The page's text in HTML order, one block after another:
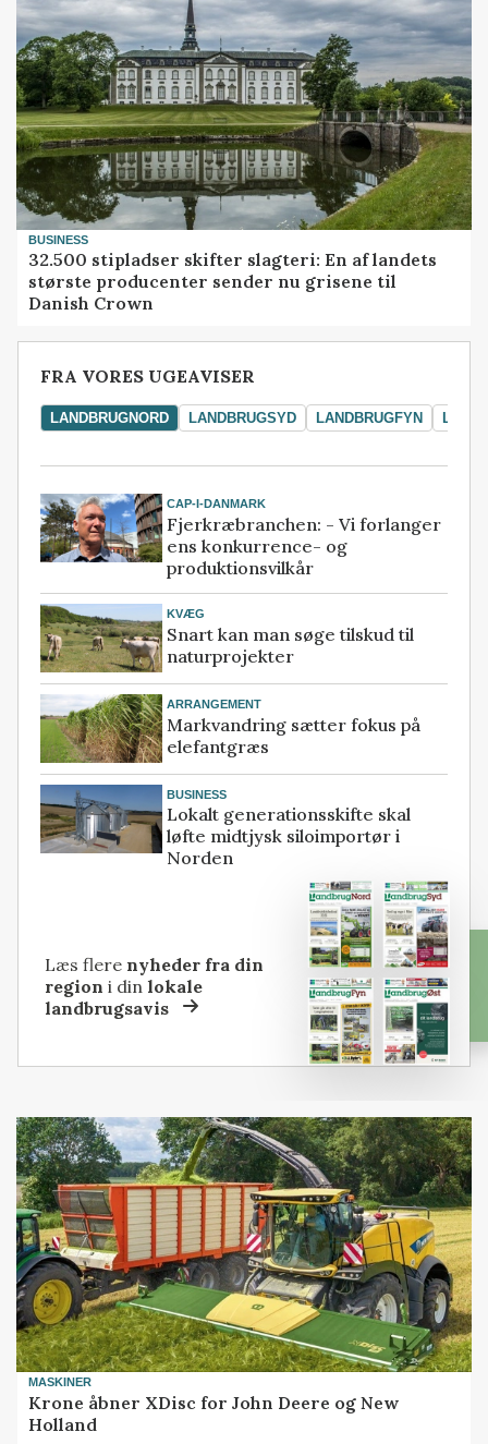
BUSINESS
32.500 stipladser skifter slagteri: En af landets
største producenter sender nu grisene til
Danish Crown
FRA VORES UGEAVISER
LANDBRUGNORD LANDBRUGSYD LANDBRUGFYN
CAP-I-DANMARK
Fjerkræbranchen: - Vi forlanger
ens konkurrence- og
produktionsvilkår
KVÆG
Snart kan man søge tilskud til
naturprojekter
ARRANGEMENT
Markvandring sætter fokus på
elefantgræs
BUSINESS
Lokalt generationsskifte skal
løfte midtjysk siloimportør i
Norden
Læs flere nyheder fra din
region i dinlokale
landbrugsavis
MASKINER
Krone åbner XDisc for John Deere og New
Holland